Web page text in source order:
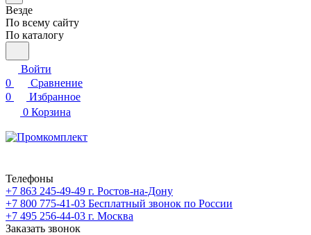
Везде
По всему сайту
По каталогу
Войти
0
Сравнение
0
Избранное
0 Корзина
Телефоны
+7 863 245-49-49 г. Ростов-на-Дону
+7 800 775-41-03 Бесплатный звонок по России
+7 495 256-44-03 г. Москва
Заказать звонок